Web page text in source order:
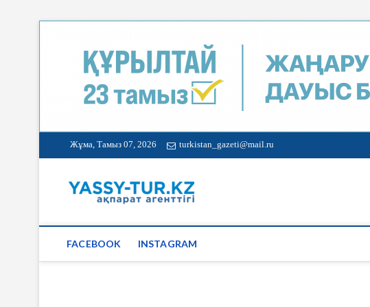
Жұма, Тамыз 07, 2026 turkistan_gazeti@mail.ru
FACEBOOK INSTAGRAM